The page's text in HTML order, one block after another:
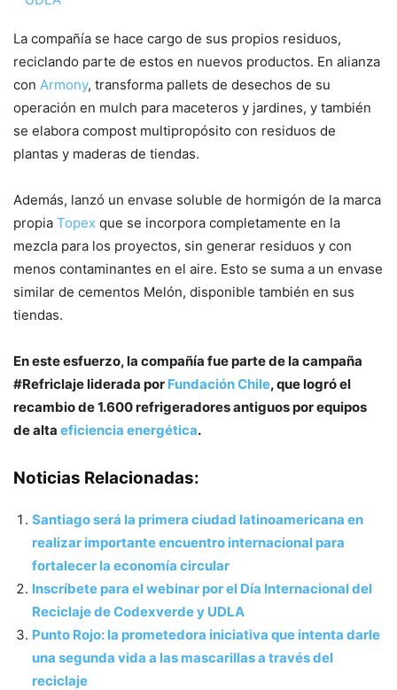
La compañía se hace cargo de sus propios residuos,
reciclando parte de estos en nuevos productos. En alianza
con Armony, transforma pallets de desechos de su
operación en mulch para maceteros y jardines, y también
se elabora compost multipropósito con residuos de
plantas y maderas de tiendas.
Además, lanzó un envase soluble de hormigón de la marca
propia Topex que se incorpora completamente en la
mezcla para los proyectos, sin generar residuos y con
menos contaminantes en el aire. Esto se suma a un envase
similar de cementos Melón, disponible también en sus
tiendas.
En este esfuerzo, la compañía fue parte de la campaña
#Refriclaje liderada por Fundación Chile, que logró el
recambio de 1.600 refrigeradores antiguos por equipos
de alta eficiencia energética.
Noticias Relacionadas:
Santiago será la primera ciudad latinoamericana en
realizar importante encuentro internacional para
fortalecer la economía circular
Inscríbete para el webinar por el Día Internacional del
Reciclaje de Codexverde y UDLA
Punto Rojo: la prometedora iniciativa que intenta darle
una segunda vida a las mascarillas a través del
reciclaje